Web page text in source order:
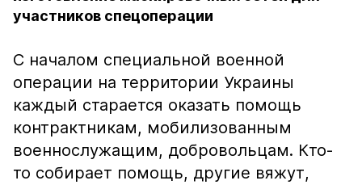
участников спецоперации
С началом специальной военной
операции на территории Украины
каждый старается оказать помощь
контрактникам, мобилизованным
военнослужащим, добровольцам. Кто-
то собирает помощь, другие вяжут,